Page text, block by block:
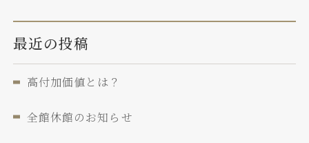
最近の投稿
高付加価値とは？
全館休館のお知らせ